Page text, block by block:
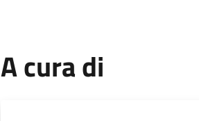
A cura di